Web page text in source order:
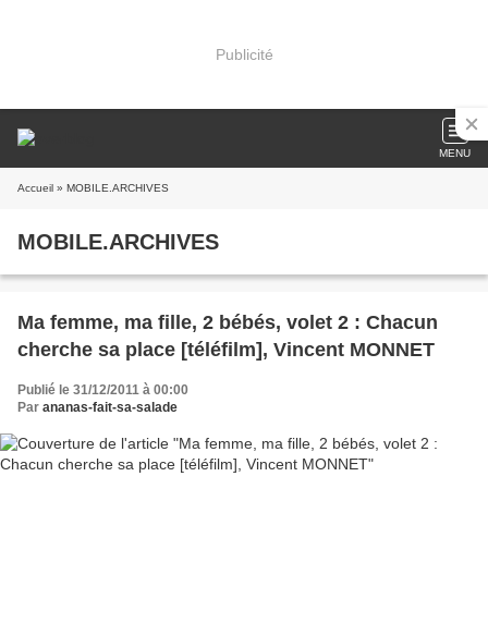
Publicité
MENU
Accueil » MOBILE.ARCHIVES
MOBILE.ARCHIVES
Ma femme, ma fille, 2 bébés, volet 2 : Chacun
cherche sa place [téléfilm], Vincent MONNET
Publié le 31/12/2011 à 00:00
Par ananas-fait-sa-salade